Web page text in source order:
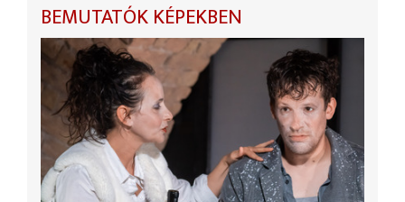
BEMUTATÓK KÉPEKBEN